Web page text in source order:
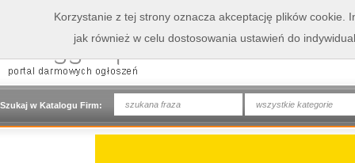
Szukaj w Katalogu Firm: wszystkie kategorie
Korzystanie z tej strony oznacza akceptację plików cookie.
jak również w celu dostosowania ustawień do